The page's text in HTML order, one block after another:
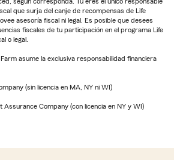
que surja del canje de recompensas de Life
asesoría fiscal ni legal. Es posible que desees
fiscales de tu participación en el programa Life
o legal.
asume la exclusiva responsabilidad financiera
(sin licencia en MA, NY ni WI)
Assurance Company (con licencia en NY y WI)